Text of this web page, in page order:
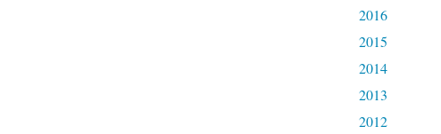
2016
2015
2014
2013
2012